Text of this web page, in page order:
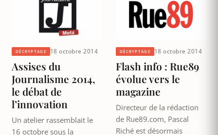
DÉCRYPTAGE 18 octobre 2014
Assises du
Journalisme 2014,
le débat de
l’innovation
Un atelier rassemblait le
16 octobre sous la
DÉCRYPTAGE 18 octobre 2014
Flash info : Rue89
évolue vers le
magazine
Directeur de la rédaction
de Rue89.com, Pascal
Riché est désormais